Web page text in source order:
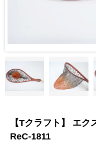
【Tクラフト】 エ
ReC-1811